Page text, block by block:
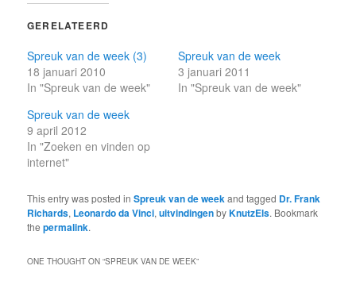
GERELATEERD
Spreuk van de week (3)
18 januari 2010
In "Spreuk van de week"
Spreuk van de week
3 januari 2011
In "Spreuk van de week"
Spreuk van de week
9 april 2012
In "Zoeken en vinden op
internet"
This entry was posted inSpreuk van de weekand tagged Dr. Frank
Richards, Leonardo da Vinci,uitvindingenbyKnutzEls. Bookmark
thepermalink.
ONE THOUGHT ON “SPREUK VAN DE WEEK”